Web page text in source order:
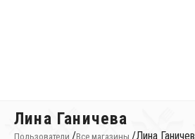
Лина Ганичева
Пользователи /Все магазины /Лина